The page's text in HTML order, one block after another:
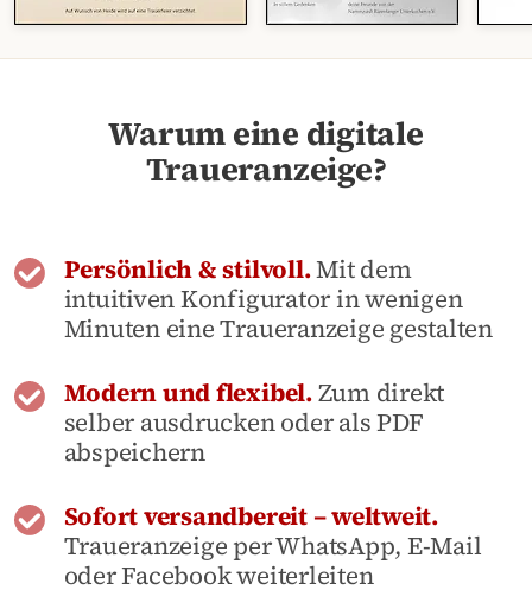
Warum eine digitale
Traueranzeige?
Persönlich & stilvoll.Mit dem
intuitiven Konfigurator in wenigen
Minuten eine Traueranzeige gestalten
Modern und flexibel.Zum direkt
selber ausdrucken oder als PDF
abspeichern
Sofort versandbereit – weltweit.
Traueranzeige per WhatsApp, E-Mail
oder Facebook weiterleiten